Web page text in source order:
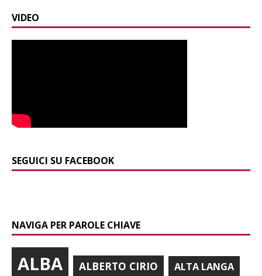
VIDEO
SEGUICI SU FACEBOOK
NAVIGA PER PAROLE CHIAVE
ALBA ALBERTO CIRIO ALTA LANGA